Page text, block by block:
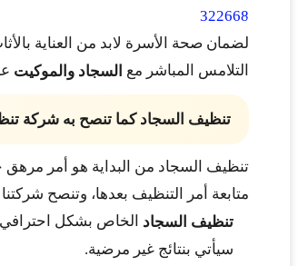
لضمان صحة الأسرة لابد من العناية
التلامس المباشر مع السجاد والموكيت
تنظيف السجاد كما تنصح به شركة
تنظيف السجاد من البداية هو أمر
متابعة أمر التنظيف بعدها، وتنصح
تنظيف السجاد الخاص بشكل احترافي
سيأتي بنتائج غير مرضية.